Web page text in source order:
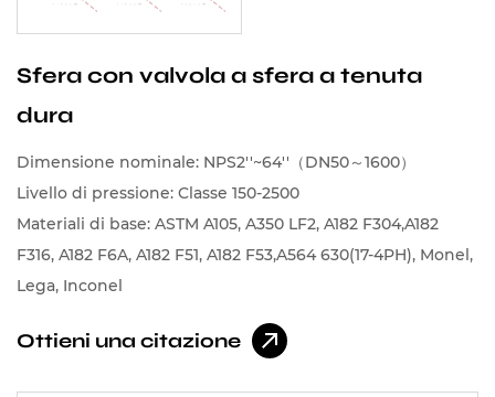
Sfera con valvola a sfera a tenuta
dura
Dimensione nominale: NPS2''~64''（DN50～1600）
Livello di pressione: Classe 150-2500
Materiali di base: ASTM A105, A350 LF2, A182 F304,A182
F316, A182 F6A, A182 F51, A182 F53,A564 630(17-4PH), Monel,
Lega, Inconel
Ottieni una citazione